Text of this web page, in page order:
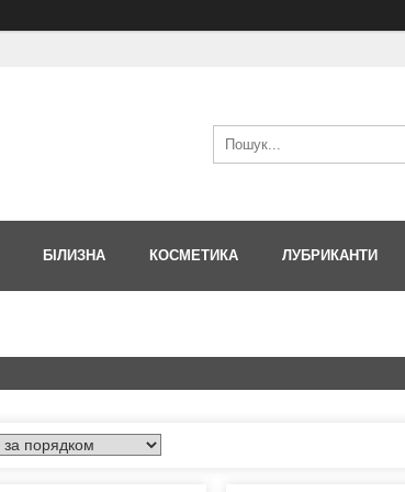
БІЛИЗНА КОСМЕТИКА ЛУБРИКАНТИ